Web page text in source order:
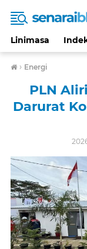
Linimasa
› Energi
PLN
Darurat